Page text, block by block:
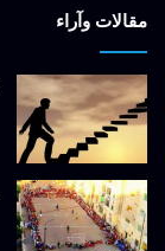
مقالات وآراء